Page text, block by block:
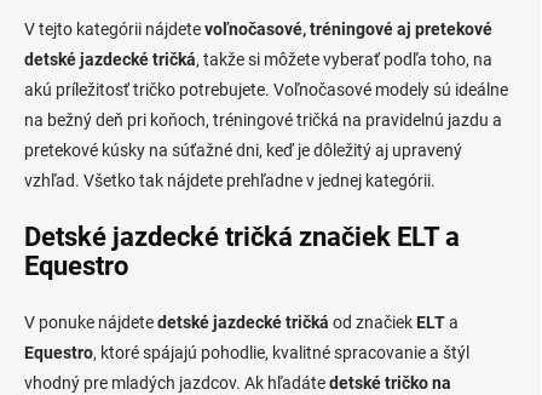
V tejto kategórii nájdetevoľnočasové, tréningové aj pretekové
detské jazdecké tričká, takže si môžete vyberať podľa toho, na
akú príležitosť tričko potrebujete. Voľnočasové modely sú ideálne
na bežný deň pri koňoch, tréningové tričká na pravidelnú jazdu a
pretekové kúsky na súťažné dni, keď je dôležitý aj upravený
vzhľad. Všetko tak nájdete prehľadne v jednej kategórii.
Detské jazdecké tričká značiek ELT a
Equestro
V ponuke nájdetedetské jazdecké tričká od značiekELTa
Equestro, ktoré spájajú pohodlie, kvalitné spracovanie a štýl
vhodný pre mladých jazdcov. Ak hľadátedetské tričko na